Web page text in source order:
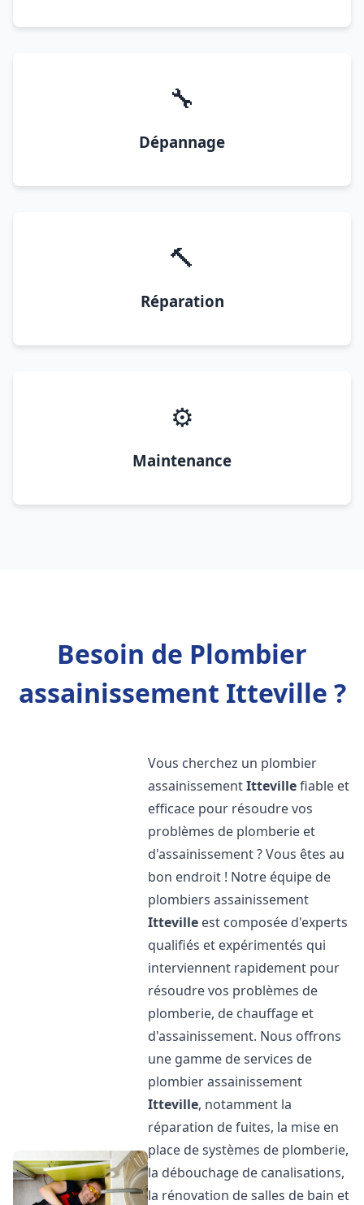
🔧
Dépannage
🔨
Réparation
⚙️
Maintenance
Besoin de Plombier
assainissement Itteville ?
Vous cherchez un plombier
assainissementIttevillefiable et
efficace pour résoudre vos
problèmes de plomberie et
d'assainissement ? Vous êtes au
bon endroit ! Notre équipe de
plombiers assainissement
Itteville est composée d'experts
qualifiés et expérimentés qui
interviennent rapidement pour
résoudre vos problèmes de
plomberie, de chauffage et
d'assainissement. Nous offrons
une gamme de services de
plombier assainissement
Itteville, notamment la
réparation de fuites, la mise en
place de systèmes de plomberie,
la débouchage de canalisations,
la rénovation de salles de bain et